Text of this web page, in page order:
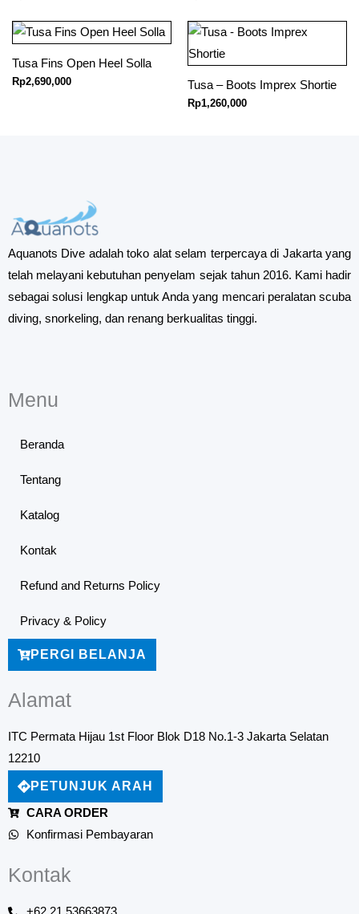
Tusa Fins Open Heel Solla
Rp2,690,000 Tusa – Boots Imprex Shortie
Rp1,260,000
Aquanots Dive adalah toko alat selam terpercaya di Jakarta yang
telah melayani kebutuhan penyelam sejak tahun 2016. Kami hadir
sebagai solusi lengkap untuk Anda yang mencari peralatan scuba
diving, snorkeling, dan renang berkualitas tinggi.
Menu
Beranda
Tentang
Katalog
Kontak
Refund and Returns Policy
Privacy & Policy
PERGI BELANJA
Alamat
ITC Permata Hijau 1st Floor Blok D18 No.1-3 Jakarta Selatan
12210
PETUNJUK ARAH
CARA ORDER
Konfirmasi Pembayaran
Kontak